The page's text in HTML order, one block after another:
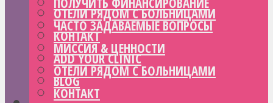
ОТЕЛИ РЯДОМ С БОЛЬНИЦАМИ
КОНТАКТ
ADD YOUR CLINIC
BLOG
ЧАСТО ЗАДАВАЕМЫЕ ВОПРОСЫ
МИССИЯ & ЦЕННОСТИ
ОТЕЛИ РЯДОМ С БОЛЬНИЦАМИ
КОНТАКТ